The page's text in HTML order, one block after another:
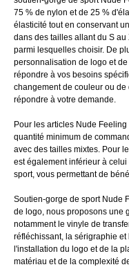
75 % de nylon et de 25 %
élasticité tout en conservant
dans des tailles allant du S
parmi lesquelles choisir. De
personnalisation de logo et
répondre à vos besoins
changement de couleur ou
répondre à votre demande.
Pour les articles Nude
quantité minimum de
avec des tailles mixtes. Pour
est également inférieur à
sport, vous permettant de
Soutien-gorge de sport Nude
de logo, nous proposons une
notamment le vinyle de
réfléchissant, la sérigraphie
l'installation du logo et de la
matériau et de la complexité